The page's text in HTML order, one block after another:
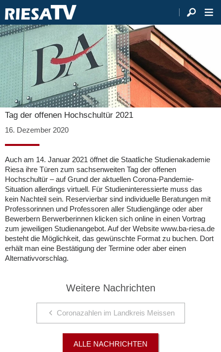
Tag der offenen Hochschultür 2021
16. Dezember 2020
Auch am 14. Januar 2021 öffnet die Staatliche Studienakademie
Riesa ihre Türen zum sachsenweiten Tag der offenen
Hochschultür – auf Grund der aktuellen Corona-Pandemie-
Situation allerdings virtuell. Für Studieninteressierte muss das
kein Nachteil sein. Reservierbar sind individuelle Beratungen mit
Professorinnen und Professoren aller Studiengänge oder aber
Bewerbern Berwerberinnen klicken sich online in einen Vortrag
zum jeweiligen Studienangebot. Auf der Website www.ba-riesa.de
besteht die Möglichkeit, das gewünschte Format zu buchen. Dort
erhält man eine Bestätigung der Termine oder aber einen
Alternativvorschlag.
Weitere Nachrichten
Coronazahlen im Landkreis Meissen
ALLE NACHRICHTEN